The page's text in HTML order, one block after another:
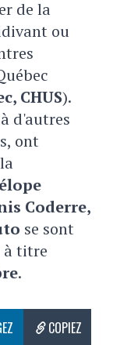
de la
ou
CHUS).
d'autres
ont
Coderre,
se sont
à titre
.
COPIEZ